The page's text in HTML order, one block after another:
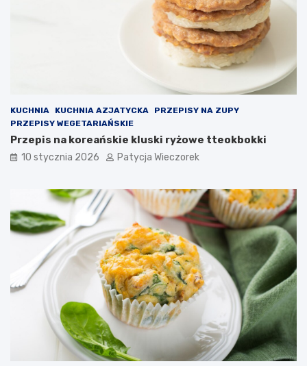
KUCHNIA KUCHNIA AZJATYCKA
PRZEPISY NA ZUPY
PRZEPISY WEGETARIAŃSKIE
Przepis na koreańskie kluski ryżowe tteokbokki
10 stycznia 2026 Patycja Wieczorek